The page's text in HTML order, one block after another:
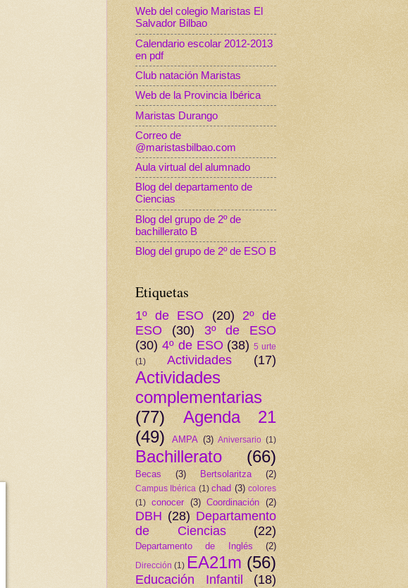
Web del colegio Maristas El
Salvador Bilbao
Calendario escolar 2012-2013
en pdf
Club natación Maristas
Web de la Provincia Ibérica
Maristas Durango
Correo de
@maristasbilbao.com
Aula virtual del alumnado
Blog del departamento de
Ciencias
Blog del grupo de 2º de
bachillerato B
Blog del grupo de 2º de ESO B
Etiquetas
1º de ESO (20) 2º de
ESO
(30)
3º de ESO
(30) 4º de ESO (38) 5 urte
(1)
Actividades (17)
Actividades
complementarias
(77)
Agenda 21
(49)
AMPA (3) Aniversario (1)
Bachillerato (66)
Becas (3) Bertsolaritza (2)
Campus Ibérica (1) chad (3) colores
(1)
conocer (3) Coordinación (2)
DBH (28) Departamento
de Ciencias
(22)
Departamento de Inglés (2)
Dirección (1) EA21m (56)
Educación Infantil (18)